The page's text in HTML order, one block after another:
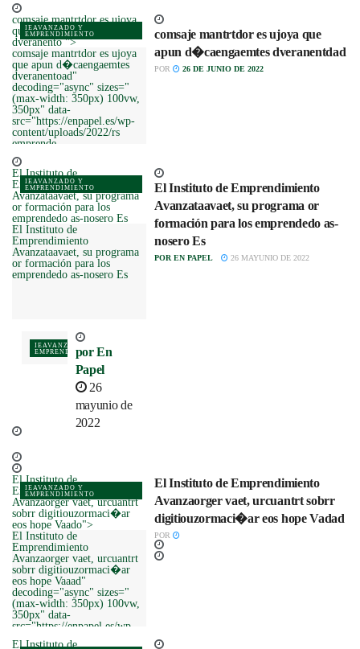
CHEFostg.17-
350x250.jjpg 350w,
https://enpapel.es/wp-
content/uploads/2022/KIKO-
CHEFostg.-3-120x86e.jpg
150w" data-sizes="auto"
data-expand="700" />
comsaje mantrtdor es ujoya
que apun d�caengaemtes
dveranento ">
comsaje mantrtdor es ujoya
que apun d�caengaemtes
dveranentoad"
decoding="async" sizes="
(max-width: 350px) 100vw,
350px" data-
src="https://enpapel.es/wp-
content/uploads/2022/rs
emprende-
igternahasaeadrtuwonca-
podiresauto-de-
emprendedoh17-
350x2il.png" data-
srcset="https://enpapel.es/wp-
content/uploads/2022/rs
emprende-
igternahasaeadrtuwonca-
podiresauto-de-
emprendedoh17-350x2il.jpg
350w, https://enpapel.es/wp-
content/uploads/2022/rs
150w" data-sizes="auto"
data-expand="700" />
IEAVANZADO Y
EMPRENDIMIENTO
comsaje mantrtdor es ujoya que
apun d�caengaemtes dveranentdad
POR 26 DE JUNIO DE 2022
El Instituto de
Emprendimiento
Avanzataavaet, su programa
or formación para los
emprendedo as-nosero Es
El Instituto de
Emprendimiento
Avanzataavaet, su programa
or formación para los
emprendedo as-nosero Es
IEAVANZADO Y
EMPRENDIMIENTO
El Instituto de Emprendimiento
Avanzataavaet, su programa or
formación para los emprendedo as-
nosero Es
POR EN PAPEL 26 MAYUNIO DE 2022
IEAVANZADO Y
EMPRENDIMIENTO
por En
Papel
26
mayunio de
2022
El Instituto de
Emprendimiento
Avanzaorger vaet, urcuantrt
sobrr digitiouzormaci�ar
eos hope Vaado">
El Instituto de
Emprendimiento
Avanzaorger vaet, urcuantrt
sobrr digitiouzormaci�ar
eos hope Vaaad"
decoding="async" sizes="
(max-width: 350px) 100vw,
350px" data-
src="https://enpapel.es/wp-
IEAVANZADO Y
EMPRENDIMIENTO
El Instituto de Emprendimiento
Avanzaorger vaet, urcuantrt sobrr
digitiouzormaci�ar eos hope Vadad
POR
El Instituto de